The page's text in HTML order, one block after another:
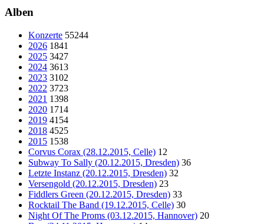
Alben
Konzerte 55244
2026 1841
2025 3427
2024 3613
2023 3102
2022 3723
2021 1398
2020 1714
2019 4154
2018 4525
2015 1538
Corvus Corax (28.12.2015, Celle) 12
Subway To Sally (20.12.2015, Dresden) 36
Letzte Instanz (20.12.2015, Dresden) 32
Versengold (20.12.2015, Dresden) 23
Fiddlers Green (20.12.2015, Dresden) 33
Rocktail The Band (19.12.2015, Celle) 30
Night Of The Proms (03.12.2015, Hannover) 20